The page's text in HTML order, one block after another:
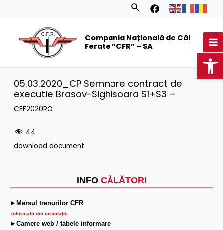
Search
Compania Națională de Căi
Ferate ”CFR” – SA
INFO CĂLĂTORI
►Mersul trenurilor CFR
Informatii din circulaţie
►Camere web / tabele informare
05.03.2020_CP Semnare contract de
executie Brasov-Sighisoara S1+S3 –
CEF2020RO
44
download document